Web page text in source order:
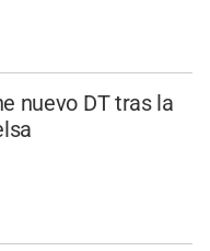
nuevo DT tras la